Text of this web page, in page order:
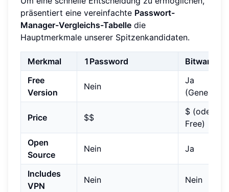
präsentiert eine vereinfachte Passwort-
Manager-Vergleichs-Tabelle die
Hauptmerkmale unserer Spitzenkandidaten.
Merkmal 1Password
Bitwarden
Free
Version
Nein
Ja
(Generös)
Price $$
$ (oder
Free)
Open
Source
Nein Ja
Includes
VPN
Nein Nein